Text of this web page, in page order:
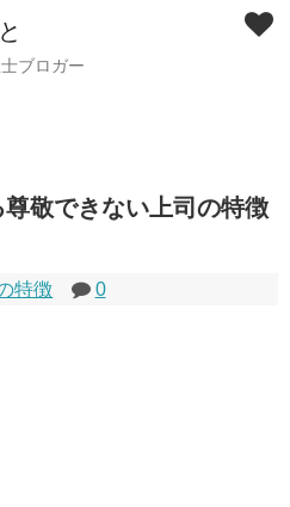
ブロガー
敬できない上司の特徴
特徴 0